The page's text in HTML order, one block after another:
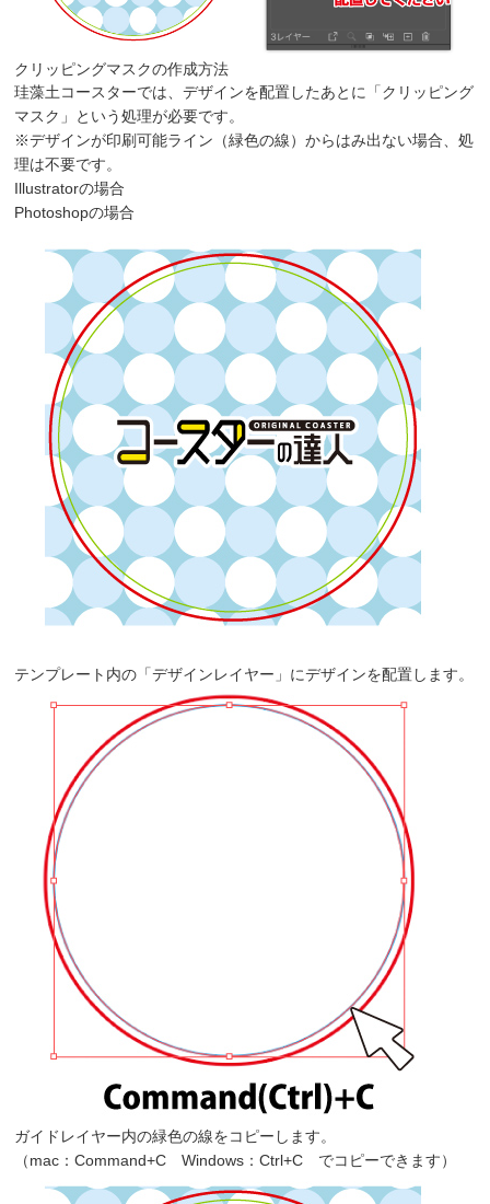
クリッピングマスクの作成方法
珪藻土コースターでは、デザインを配置したあとに「クリッピング
マスク」という処理が必要です。
※デザインが印刷可能ライン（緑色の線）からはみ出ない場合、処
理は不要です。
Illustratorの場合
Photoshopの場合
テンプレート内の「デザインレイヤー」にデザインを配置します。
ガイドレイヤー内の緑色の線をコピーします。
（mac：Command+C Windows：Ctrl+C でコピーできます）